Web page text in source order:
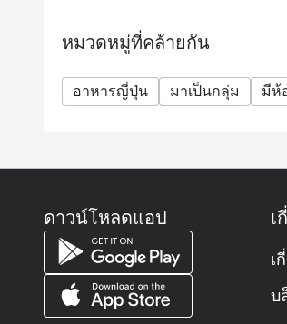
หมวดหมู่ที่คล้ายกัน
อาหารญี่ปุ่น มาเป็นกลุ่ม มีห้
ดาวน์โหลดแอป เ
เ
บ